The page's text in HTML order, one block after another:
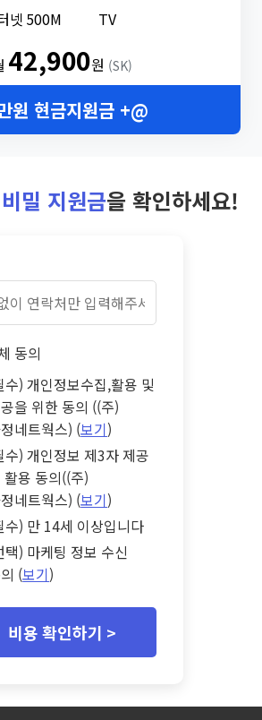
넷 500M TV
42,900원 (SK)
원 현금지원금 +@
비밀 지원금을 확인하세요!
동의
수) 개인정보수집,활용 및
을 위한 동의 ((주)
네트웍스) (보기)
수) 개인정보 제3자 제공
활용 동의((주)
네트웍스) (보기)
수) 만 14세 이상입니다
택) 마케팅 정보 수신
(보기)
비용 확인하기 >